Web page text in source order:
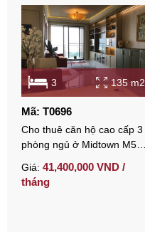
3 135 m2
Mã: T0696
Cho thuê căn hộ cao cấp 3
phòng ngủ ở Midtown M5
Giá: 41,400,000 VND /
tháng